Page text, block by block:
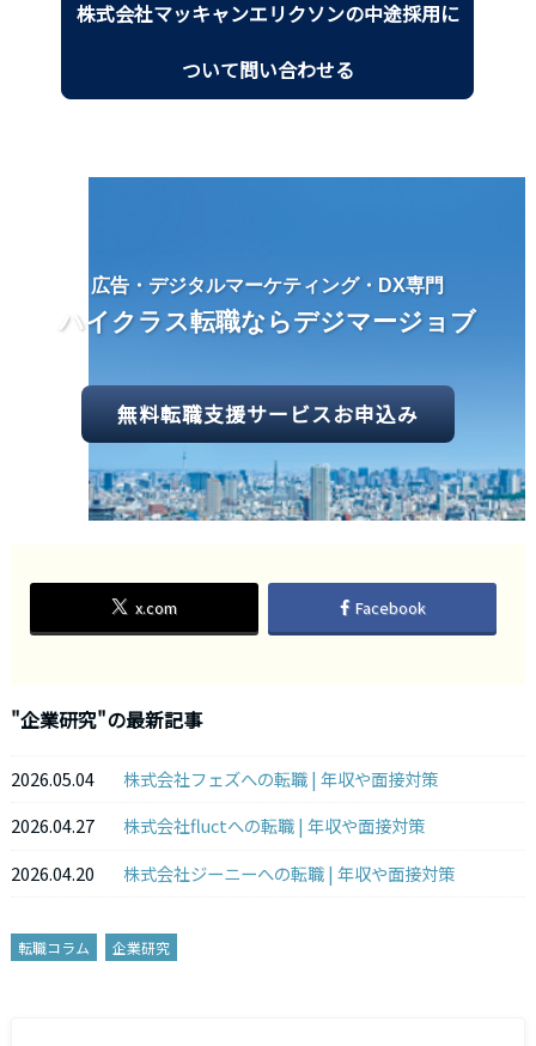
株式会社マッキャンエリクソンの中途採用に
ついて問い合わせる
広告・デジタルマーケティング・DX専門
ハイクラス転職ならデジマージョブ
無料転職支援サービスお申込み
x.com Facebook
"企業研究"の最新記事
2026.05.04
株式会社フェズへの転職 | 年収や面接対策
2026.04.27
株式会社fluctへの転職 | 年収や面接対策
2026.04.20
株式会社ジーニーへの転職 | 年収や面接対策
転職コラム 企業研究